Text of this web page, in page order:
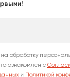
обработку
ознакомлен с
и Политикой